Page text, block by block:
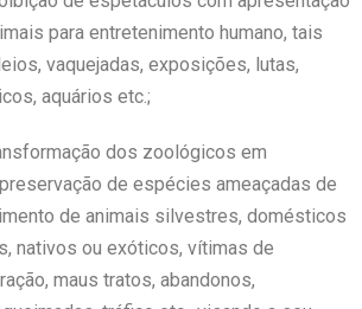
para entretenimento humano, tais
vaquejadas, exposições, lutas,
aquários etc.;
dos zoológicos em
de espécies ameaçadas de
de animais silvestres, domésticos
nativos ou exóticos, vítimas de
maus tratos, abandonos,